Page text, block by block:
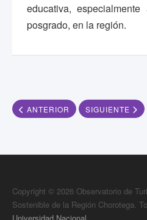
educativa,
posgrado, en la región.
ARTÍCULO ANTERIOR: CRECE
ANTERIOR ARTÍCULO
SIGUIENTE
Copyright © 2026 Observatorio de
Sostenible de la Región Chorotega.